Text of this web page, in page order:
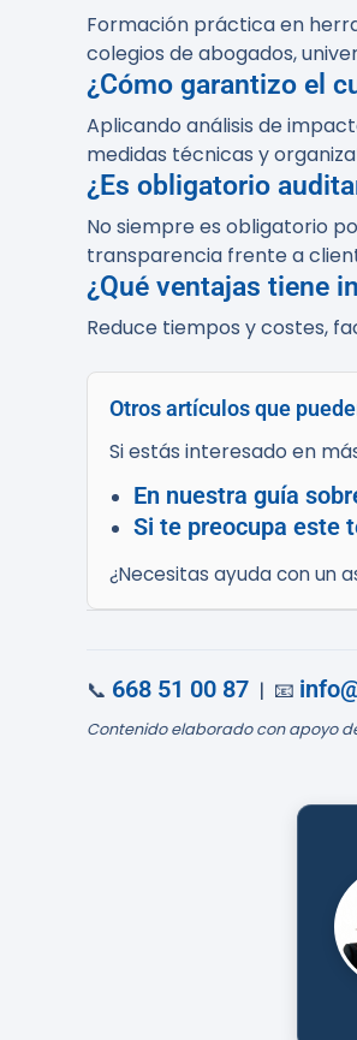
Formación práctica en
colegios de abogados,
¿Cómo garantizo el
Aplicando análisis de
medidas técnicas y
¿Es obligatorio
No siempre es obligatorio
transparencia frente a
¿Qué ventajas tiene
Reduce tiempos y costes,
Otros artículos que
Si estás interesado en
En nuestra guía
Si te preocupa este
¿Necesitas ayuda con un
📞 668 51 00 87 | 📧
Contenido elaborado con apoyo